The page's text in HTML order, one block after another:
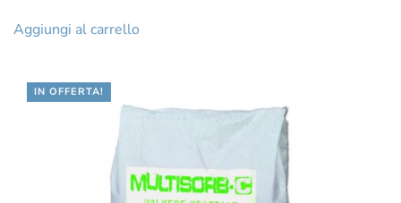
originaleattuale
Aggiungi al carrello
IN OFFERTA!